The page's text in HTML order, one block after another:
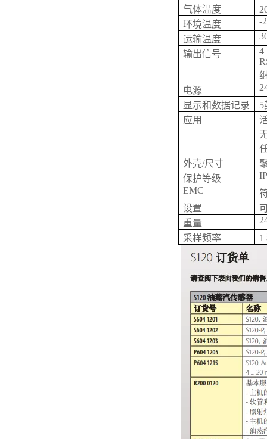
气体温度
环境温度
-
运输温度
输出信号
4
电源
显示和数据记录
5
应用
外壳/尺寸
保护等级
EMC
设置
重量
采样频率
1